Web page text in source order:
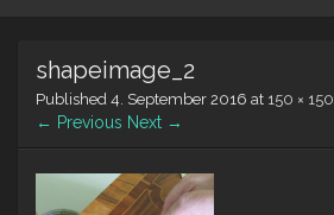
content
shapeimage_2
Published 4. September 2016 at 150 × 150
← Previous Next →